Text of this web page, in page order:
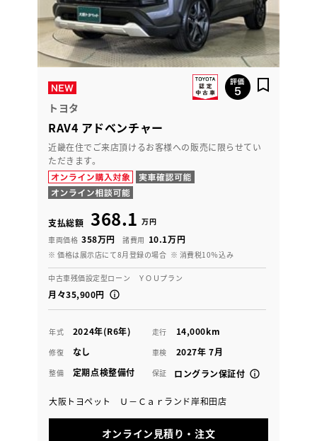
トヨタ
RAV4 アドベンチャー
近畿在住でご来店頂けるお客様への販売に限らせてい
ただきます。
支払総額 368.1 万円
車両価格 358万円 諸費用 10.1万円
※ 価格は展示店にて8月登録の場合 ※ 消費税10％込み
中古車残価設定型ローン ＹＯＵプラン
月々35,900円
年式 2024年(R6年) 走行 14,000km
修復 なし 車検 2027年 7月
整備 定期点検整備付 保証 ロングラン保証付
大阪トヨペット Ｕ－Ｃａｒランド岸和田店
オンライン見積り・注文